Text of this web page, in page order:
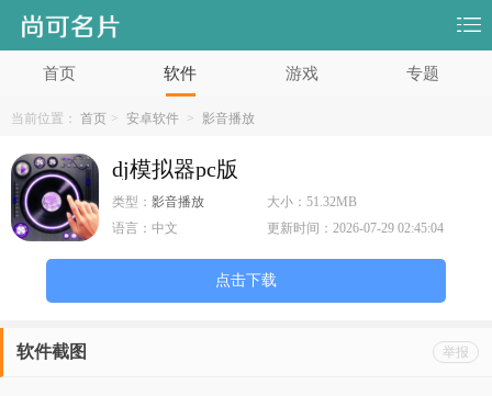
首页 软件 游戏 专题
当前位置： 首页 > 安卓软件 > 影音播放
dj模拟器pc版
类型： 影音播放 大小：51.32MB
语言： 中文 更新时间：2026-07-29 02:45:04
点击下载
举报
软件截图